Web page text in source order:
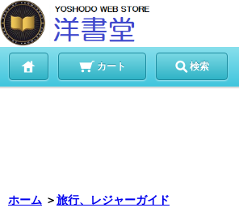
カート 検索
ホーム ＞旅行、レジャーガイド